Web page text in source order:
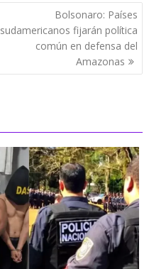
Bolsonaro: Países
sudamericanos fijarán política
común en defensa del
Amazonas